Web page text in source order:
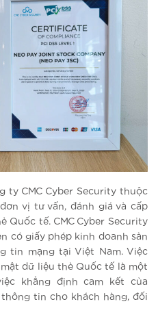
ty CMC Cyber Security thuộc
đơn vị tư vấn, đánh giá và cấp
Quốc tế. CMC Cyber Security
có giấy phép kinh doanh sản
tin mạng tại Việt Nam. Việc
dữ liệu thẻ Quốc tế là một
khẳng định cam kết của
tin cho khách hàng, đối